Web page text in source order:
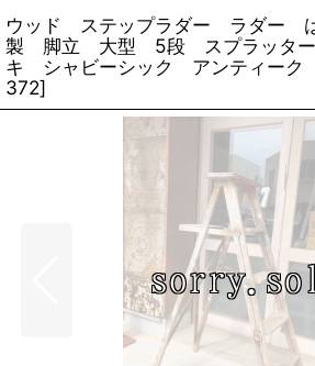
ウッド ステップラダー ラダー
製 脚立 大型 5段 スプラッター
キ シャビーシック アンティーク
372]